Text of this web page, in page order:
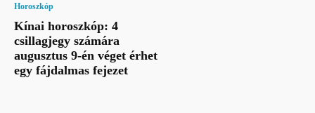
Horoszkóp
Kínai horoszkóp: 4
csillagjegy számára
augusztus 9-én véget érhet
egy fájdalmas fejezet